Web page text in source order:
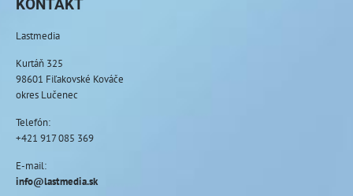
KONTAKT
Lastmedia
Kurtáň 325
98601 Fiľakovské Kováče
okres Lučenec
Telefón:
+421 917 085 369
E-mail:
info@lastmedia.sk